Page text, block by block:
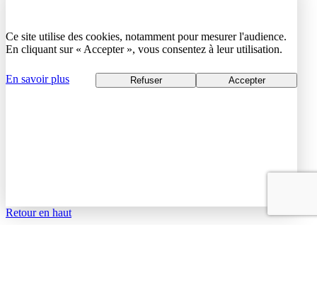
Ce site utilise des cookies, notamment pour mesurer l'audience.
En cliquant sur « Accepter », vous consentez à leur utilisation.
En savoir plus Refuser Accepter
Retour en haut